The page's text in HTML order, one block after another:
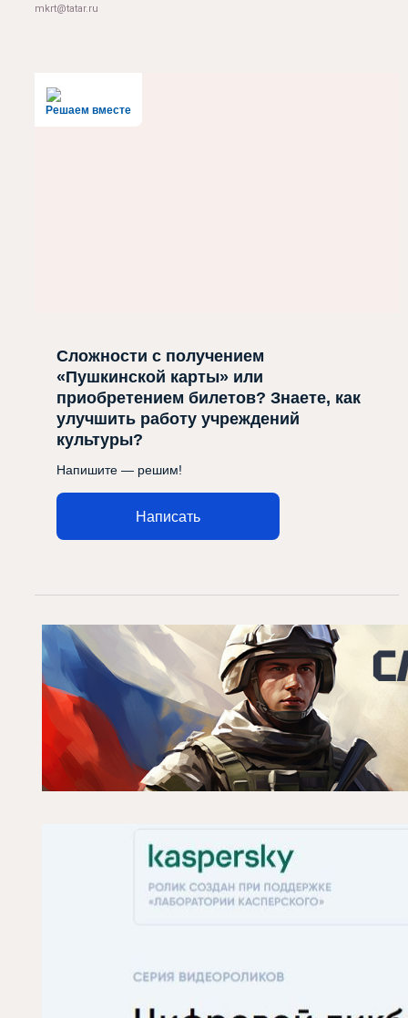
mkrt@tatar.ru
Решаем вместе
Сложности с получением
«Пушкинской карты» или
приобретением билетов? Знаете, как
улучшить работу учреждений
культуры?
Напишите — решим!
Написать